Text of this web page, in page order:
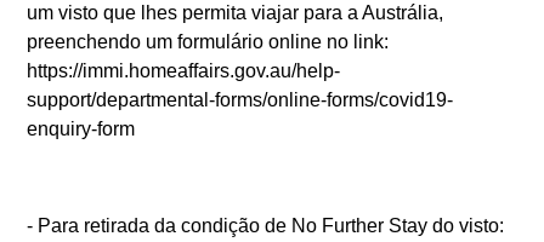
um visto que lhes permita viajar para a Austrália,
preenchendo um formulário online no link:
https://immi.homeaffairs.gov.au/help-
support/departmental-forms/online-forms/covid19-
enquiry-form
- Para retirada da condição de No Further Stay do visto: